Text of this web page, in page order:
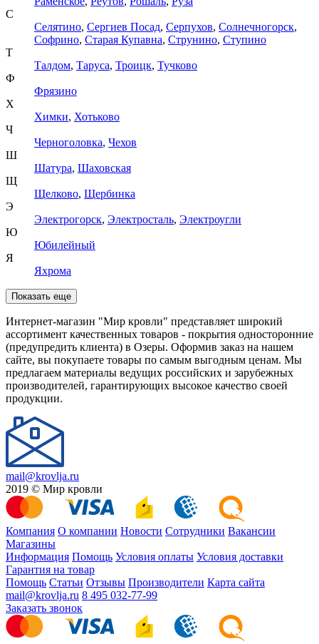
С
Селятино, Сергиев Посад, Серпухов, Солнечногорск,
Софрино, Старая Купавна, Струнино, Ступино
Т
Талдом, Таруса, Троицк, Тучково
Ф
Фрязино
Х
Химки, Хотьково
Ч
Черноголовка, Чехов
Ш
Шатура, Шаховская
Щ
Щелково, Щербинка
Э
Электрогорск, Электросталь, Электроугли
Ю
Юбилейный
Я
Яхрома
Показать еще
Интернет-магазин "Мир кровли" представляет широкий
ассортимент качественных товаров - покрытия односторонние
(предупредить клиента) в Озеры. Оформив заказ на нашем
сайте, вы покупаете товары по самым выгодным ценам. Мы
предлагаем материалы ведущих российских и зарубежных
производителей, гарантирующих высокое качество своей
продукции.
mail@krovlja.ru
2019 © Мир кровли
Компания О компании Новости Сотрудники Вакансии
Магазины
Информация Помощь Условия оплаты Условия доставки
Гарантия на товар
Помощь Статьи Отзывы Производители Карта сайта
mail@krovlja.ru 8 495 032-77-99
Заказать звонок